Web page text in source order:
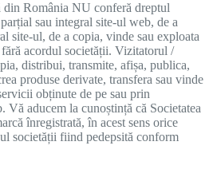
din România NU conferă dreptul
sau integral site-ul web, de a
site-ul, de a copia, vinde sau exploata
acordul societății. Vizitatorul /
distribui, transmite, afișa, publica,
produse derivate, transfera sau vinde
obținute de pe sau prin
Vă aducem la cunoștință că Societatea
înregistrată, în acest sens orice
societății fiind pedepsită conform